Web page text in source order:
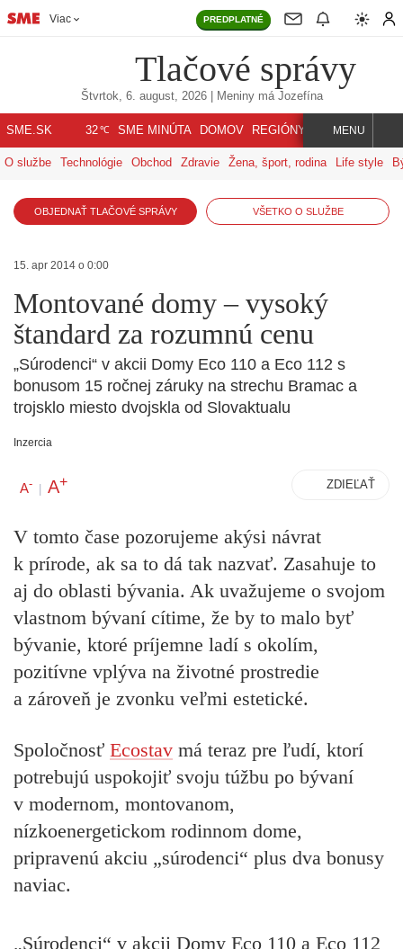
Viac PREDPLATNÉ
Tlačové správy
Štvrtok, 6. august, 2026| Meniny má Jozefína
SME.SK 32℃ SME MINÚTA DOMOV REGIÓNY INDEX SVET
MENU
O službe Technológie Obchod Zdravie Žena, šport, rodina Life style
OBJEDNAŤ TLAČOVÉ SPRÁVY VŠETKO O SLUŽBE
15. apr 2014 o 0:00
Montované domy – vysoký
štandard za rozumnú cenu
„Súrodenci“ v akcii Domy Eco 110 a Eco 112 s
bonusom 15 ročnej záruky na strechu Bramac a
trojsklo miesto dvojskla od Slovaktualu
Inzercia
A- | A+ ZDIEĽAŤ
V tomto čase pozorujeme akýsi návrat
k prírode, ak sa to dá tak nazvať. Zasahuje to
aj do oblasti bývania. Ak uvažujeme o svojom
vlastnom bývaní cítime, že by to malo byť
bývanie, ktoré príjemne ladí s okolím,
pozitívne vplýva na životné prostredie
a zároveň je zvonku veľmi estetické.
Spoločnosť Ecostav má teraz pre ľudí, ktorí
potrebujú uspokojiť svoju túžbu po bývaní
v modernom, montovanom,
nízkoenergetickom rodinnom dome,
pripravenú akciu „súrodenci“ plus dva bonusy
naviac.
„Súrodenci“ v akcii Domy Eco 110 a Eco 112